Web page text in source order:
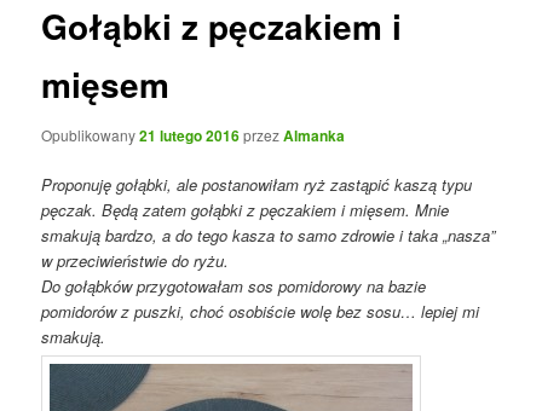
Gołąbki z pęczakiem i
mięsem
Opublikowany21 lutego 2016przezAlmanka
Proponuję gołąbki, ale postanowiłam ryż zastąpić kaszą typu
pęczak. Będą zatem gołąbki z pęczakiem i mięsem. Mnie
smakują bardzo, a do tego kasza to samo zdrowie i taka „nasza”
w przeciwieństwie do ryżu.
Do gołąbków przygotowałam sos pomidorowy na bazie
pomidorów z puszki, choć osobiście wolę bez sosu… lepiej mi
smakują.